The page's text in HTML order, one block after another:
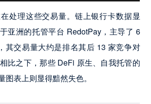
处理这些交易量。链上银行卡数据显
亚洲的托管平台 RedotPay，主导了 6
其交易量大约是排名其后 13 家竞争对
比之下，那些 DeFi 原生、自我托管的
图表上则显得黯然失色。